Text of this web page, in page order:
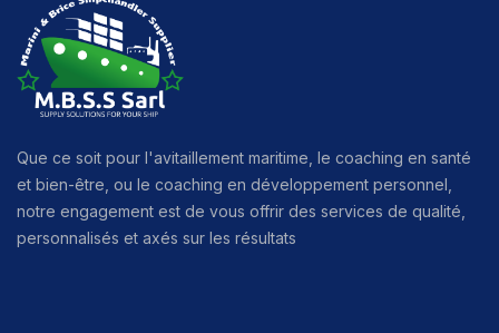
Que ce soit pour l'avitaillement maritime, le coaching en santé
et bien-être, ou le coaching en développement personnel,
notre engagement est de vous offrir des services de qualité,
personnalisés et axés sur les résultats